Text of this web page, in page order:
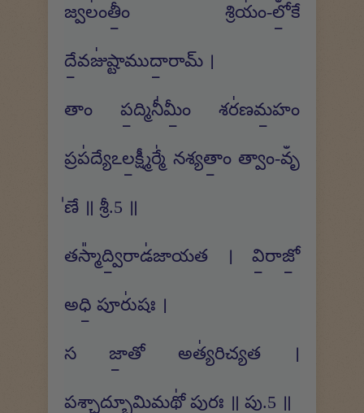
జ్వలం॑తీం॒ శ్రియం॑-లోఀ॒కే
దే॒వజు॑ష్టాముదా॒రామ్ ।
తాం ప॒ద్మినీ॑మీం॒ శర॑ణమ॒హం
ప్రప॑ద్యేఽల॒క్ష్మీర్మే॑ నశ్యతాం॒ త్వాం-వృఀ
॑ణే ॥ శ్రీ.5 ॥
తస్మా᳚ద్వి॒రాడ॑జాయత । వి॒రాజో॒
అధి॒ పూరు॑షః ।
స జా॒తో అత్య॑రిచ్యత ।
ప॒శ్చాద్భూమి॒మథో॑ పు॒రః ॥ పు.5 ॥